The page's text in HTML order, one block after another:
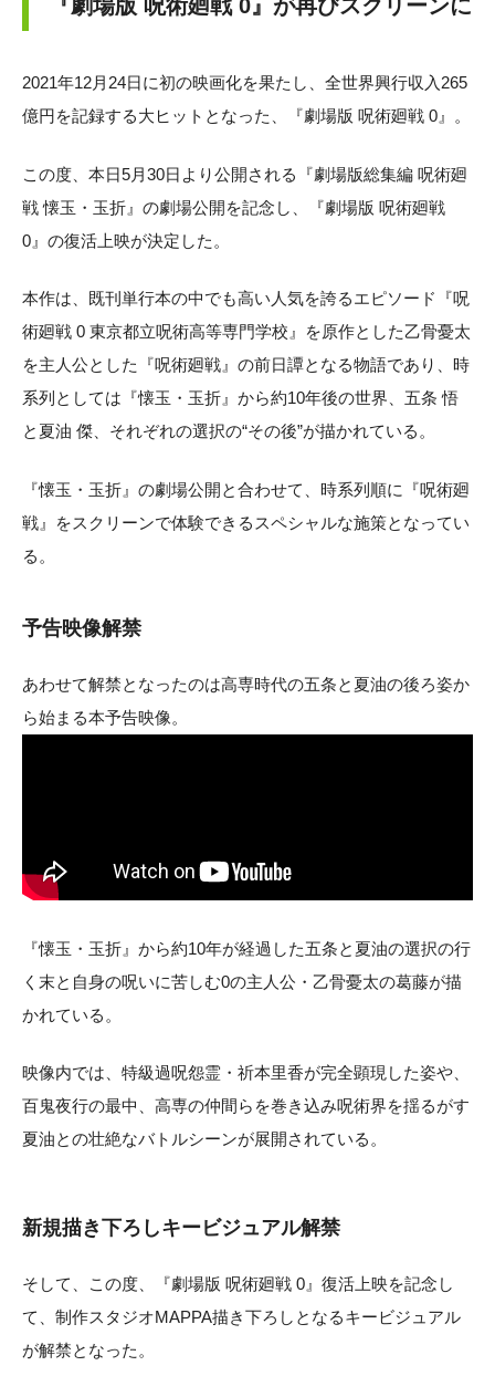
『劇場版 呪術廻戦 0』が再びスクリーンに
2021年12月24日に初の映画化を果たし、全世界興行収入265
億円を記録する大ヒットとなった、『劇場版 呪術廻戦 0』。
この度、本日5月30日より公開される『劇場版総集編 呪術廻
戦 懐玉・玉折』の劇場公開を記念し、『劇場版 呪術廻戦
0』の復活上映が決定した。
本作は、既刊単行本の中でも高い人気を誇るエピソード『呪
術廻戦 0 東京都立呪術高等専門学校』を原作とした乙骨憂太
を主人公とした『呪術廻戦』の前日譚となる物語であり、時
系列としては『懐玉・玉折』から約10年後の世界、五条 悟
と夏油 傑、それぞれの選択の“その後”が描かれている。
『懐玉・玉折』の劇場公開と合わせて、時系列順に『呪術廻
戦』をスクリーンで体験できるスペシャルな施策となってい
る。
予告映像解禁
あわせて解禁となったのは高専時代の五条と夏油の後ろ姿か
ら始まる本予告映像。
『懐玉・玉折』から約10年が経過した五条と夏油の選択の行
く末と自身の呪いに苦しむ0の主人公・乙骨憂太の葛藤が描
かれている。
映像内では、特級過呪怨霊・祈本里香が完全顕現した姿や、
百鬼夜行の最中、高専の仲間らを巻き込み呪術界を揺るがす
夏油との壮絶なバトルシーンが展開されている。
新規描き下ろしキービジュアル解禁
そして、この度、『劇場版 呪術廻戦 0』復活上映を記念し
て、制作スタジオMAPPA描き下ろしとなるキービジュアル
が解禁となった。